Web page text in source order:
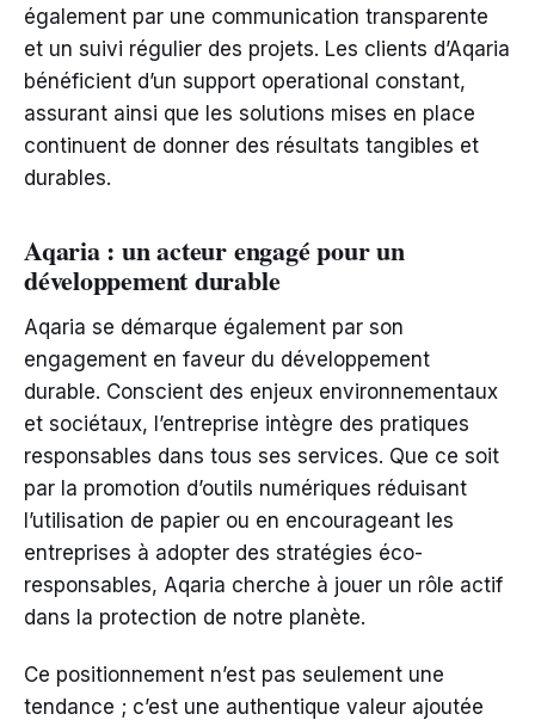
également par une communication transparente
et un suivi régulier des projets. Les clients d’Aqaria
bénéficient d’un support operational constant,
assurant ainsi que les solutions mises en place
continuent de donner des résultats tangibles et
durables.
Aqaria : un acteur engagé pour un
développement durable
Aqaria se démarque également par son
engagement en faveur du développement
durable. Conscient des enjeux environnementaux
et sociétaux, l’entreprise intègre des pratiques
responsables dans tous ses services. Que ce soit
par la promotion d’outils numériques réduisant
l’utilisation de papier ou en encourageant les
entreprises à adopter des stratégies éco-
responsables, Aqaria cherche à jouer un rôle actif
dans la protection de notre planète.
Ce positionnement n’est pas seulement une
tendance ; c’est une authentique valeur ajoutée